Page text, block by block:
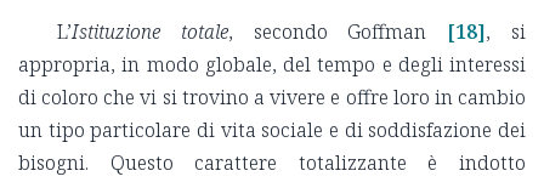
L’Istituzione totale, secondo Goffman [18], si
appropria, in modo globale, del tempo e degli interessi
di coloro che vi si trovino a vivere e offre loro in cambio
un tipo particolare di vita sociale e di soddisfazione dei
bisogni. Questo carattere totalizzante è indotto